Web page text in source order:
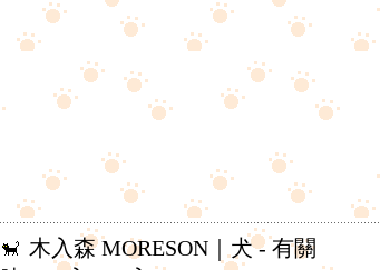
木入森 MORESON｜犬 - 有關